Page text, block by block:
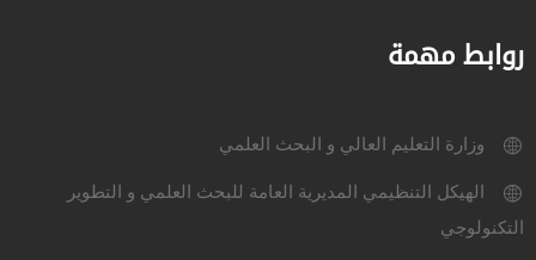
روابط مهمة
وزارة التعليم العالي و البحث العلمي
الهيكل التنظيمي المديرية العامة للبحث العلمي و التطوير
التكنولوجي